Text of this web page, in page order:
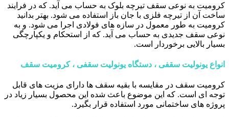
کرومیت به نوعی سقف تیرچه بلوک به حساب می آید. که در فرایند
ساخت آن از تیرچه فلزی با جان باز استفاده می شود. بهتر بدانید
کرومیت به طور معمول در سازه های فولادی اجرا می شود. و به
نوعی سقف جدیدی به حساب می آید. که از استحکام و یکپارچگی
بسیار بالایی برخوردار است.
انواع یونولیت سقفی ، دستگاه یونولیت سقفی ، کرومیت سقف
کرومیت سقف در مقایسه با بقیه سقف ها دارای مزیت های قابل
توجه ای است. که این موضوع باعث شده این محصول بسیار زیاد در
پروژه های ساختمانی مورد استفاده قرار بگیرد.